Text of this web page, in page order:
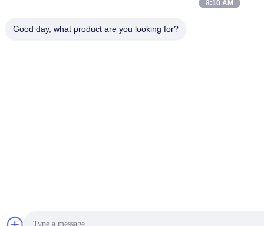
8:10 AM
Good day, what product are you looking for?